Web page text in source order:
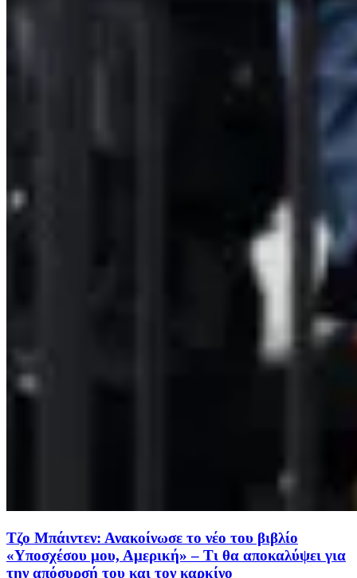
Τζο Μπάιντεν: Ανακοίνωσε το νέο του βιβλίο
«Υποσχέσου μου, Αμερική» – Τι θα αποκαλύψει για
την απόσυρσή του και τον καρκίνο